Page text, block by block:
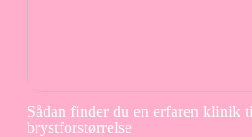
Sådan finder du en erfaren klinik
brystforstørrelse